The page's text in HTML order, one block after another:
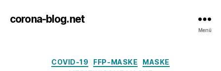
corona-blog.net
Menü
Kategorien
COVID-19 FFP-MASKE
MASKE